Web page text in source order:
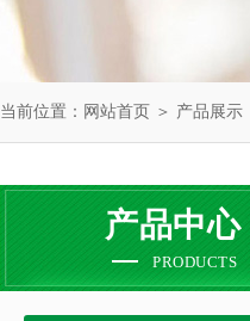
当前位置： 网站首页 ＞ 产品展示
产品中心
PRODUCTS